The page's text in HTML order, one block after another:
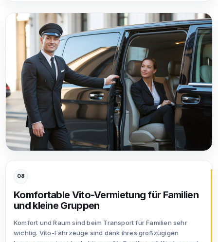
08
Komfortable Vito-Vermietung für Familien
und kleine Gruppen
Komfort und Raum sind beim Transport für Familien sehr
wichtig. Vito-Fahrzeuge sind dank ihres großzügigen